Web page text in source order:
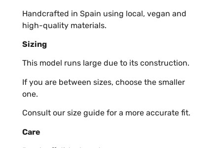
Handcrafted in Spain using local, vegan and
high-quality materials.
Sizing
This model runs large due to its construction.
If you are between sizes, choose the smaller
one.
Consult our size guide for a more accurate fit.
Care